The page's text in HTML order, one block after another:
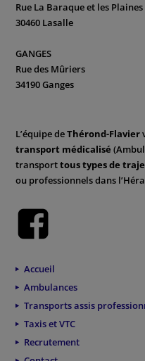
Rue La Baraque et les Plaines
30460 Lasalle
GANGES
Rue des Mûriers
34190 Ganges
L’équipe deThérond-Flavier
transport médicalisé
transporttous types de
ou professionnels dans
Accueil
Ambulances
Transports assis
Taxis et VTC
Recrutement